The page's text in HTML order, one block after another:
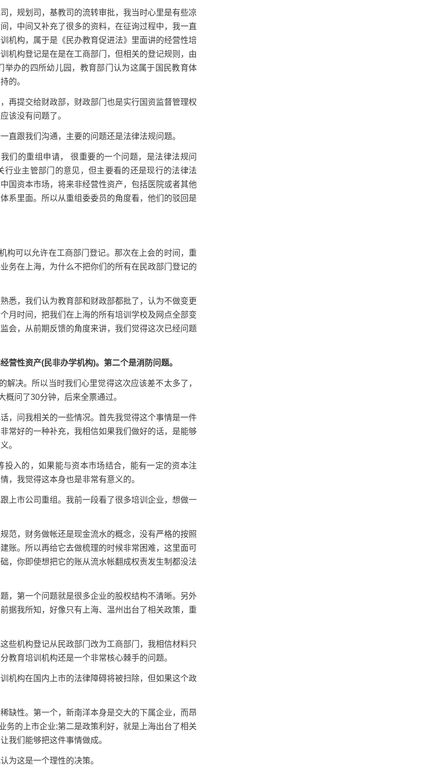
，规划司，基教司的流转审批，我当时心里是有些凉
，中间又补充了很多的资料，在征询过程中，我一直
机构，属于是《民办教育促进法》里面讲的经营性培
机构登记是在是在工商部门，但相关的登记规则，由
办的四所幼儿园，教育部门认为这属于国民教育体
的。
再提交给财政部，财政部门也是实行国资监督管理权
该没有问题了。
直跟我们沟通，主要的问题还是法律法规问题。
们的重组申请， 很重要的一个问题，是法律法规问
业主管部门的意见，但主要看的还是现行的法律法
国资本市场，将来非经营性资产，包括医院或者其他
系里面。所以从重组委委员的角度看，他们的驳回是
构可以允许在工商部门登记。那次在上会的时间，重
务在上海，为什么不把你们的所有在民政部门登记的
悉，我们认为教育部和财政部都批了，认为不做变更
月时间，把我们在上海的所有培训学校及网点全部变
会，从前期反馈的角度来讲，我们觉得这次已经问题
营性资产(民非办学机构)。第二个是消防问题。
决。所以当时我们心里觉得这次应该差不太多了，
问了30分钟，后来全票通过。
，问我相关的一些情况。首先我觉得这个事情是一件
常好的一种补充，我相信如果我们做好的话，是能够
。
入的，如果能与资本市场结合，能有一定的资本注
，我觉得这本身也是非常有意义的。
上市公司重组。我前一段看了很多培训企业，想做一
范，财务做帐还是现金流水的概念，没有严格的按照
账。所以再给它去做梳理的时候非常困难，这里面可
，你即使想把它的账从流水帐翻成权责发生制都没法
，第一个问题就是很多企业的股权结构不清晰。另外
据我所知，好像只有上海、温州出台了相关政策，重
些机构登记从民政部门改为工商部门，我相信材料只
教育培训机构还是一个非常核心棘手的问题。
机构在国内上市的法律障碍将被扫除，但如果这个政
缺性。第一个，新南洋本身是交大的下属企业，而昂
务的上市企业;第二是政策利好，就是上海出台了相关
我们能够把这件事情做成。
为这是一个理性的决策。